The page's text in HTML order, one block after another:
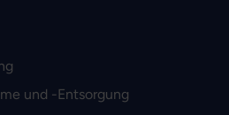
und -Entsorgung